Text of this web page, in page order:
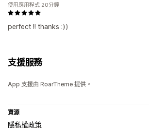
perfect !! thanks :))
使用應用程式 20分鐘
支援服務
App 支援由 RoarTheme 提供。
資源
隱私權政策